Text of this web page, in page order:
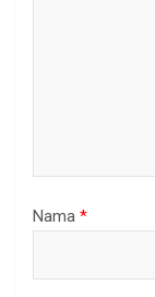
Nama *